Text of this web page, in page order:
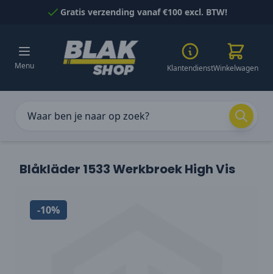
Naar inhoud gaanGratis verzending vanaf €100 excl. BTW!
Menu KlantendienstWinkelwagen
Blåkläder 1533 Werkbroek High Vis
-10%